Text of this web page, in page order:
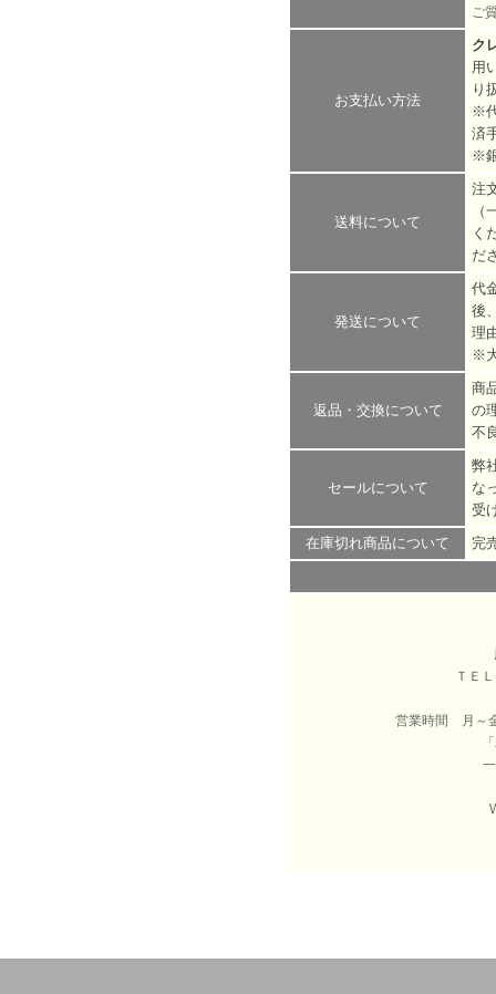
ご
お支払い方法
ク
用
り
※
済
※
送料について
注
く
だ
発送について
代
後
理
※
返品・交換について
商
の
不
セールについて
弊
な
受
在庫切れ商品について
完
ＴＥ
営業時間 月～